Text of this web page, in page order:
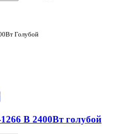
Голубой
B 2400Вт голубой